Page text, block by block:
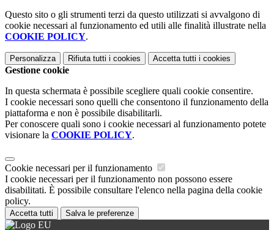
Questo sito o gli strumenti terzi da questo utilizzati si avvalgono di
cookie necessari al funzionamento ed utili alle finalità illustrate nella
COOKIE POLICY.
Personalizza Rifiuta tutti i cookies Accetta tutti i cookies
Gestione cookie
In questa schermata è possibile scegliere quali cookie consentire.
I cookie necessari sono quelli che consentono il funzionamento della
piattaforma e non è possibile disabilitarli.
Per conoscere quali sono i cookie necessari al funzionamento potete
visionare la COOKIE POLICY.
Cookie necessari per il funzionamento
I cookie necessari per il funzionamento non possono essere
disabilitati. È possibile consultare l'elenco nella pagina della cookie
policy.
Accetta tutti Salva le preferenze